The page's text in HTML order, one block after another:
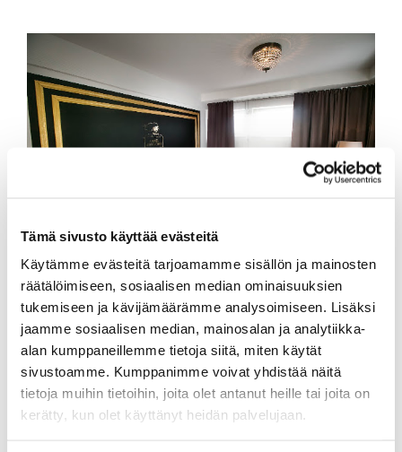
Tämä sivusto käyttää evästeitä
Käytämme evästeitä tarjoamamme sisällön ja mainosten
räätälöimiseen, sosiaalisen median ominaisuuksien
tukemiseen ja kävijämäärämme analysoimiseen. Lisäksi
jaamme sosiaalisen median, mainosalan ja analytiikka-
alan kumppaneillemme tietoja siitä, miten käytät
sivustoamme. Kumppanimme voivat yhdistää näitä
tietoja muihin tietoihin, joita olet antanut heille tai joita on
kerätty, kun olet käyttänyt heidän palvelujaan.
Mustaparta Hotels Golf Packages
Boutique Hotel Mustaparta
The package includes accommodation in a standard
room (all rooms are equipped with air conditioning),
a green fee per person, buffet breakfast, parking, Wi-Fi,
and a €6 voucher for use in our restaurants.
Single room: €164 per night